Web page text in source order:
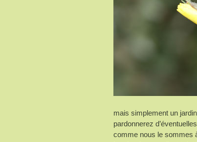
mais simplement un
pardonnerez
comme nous le sommes